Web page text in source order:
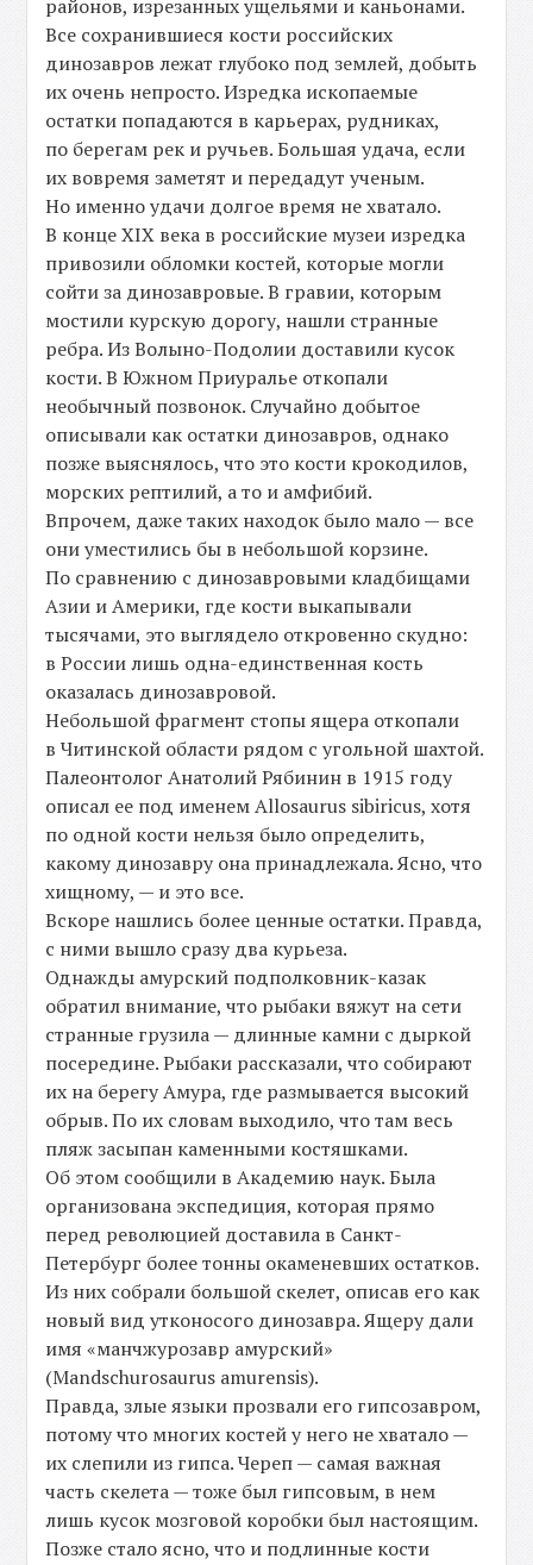
районов, изрезанных ущельями и каньонами.
Все сохранившиеся кости российских
динозавров лежат глубоко под землей, добыть
их очень непросто. Изредка ископаемые
остатки попадаются в карьерах, рудниках,
по берегам рек и ручьев. Большая удача, если
их вовремя заметят и передадут ученым.
Но именно удачи долгое время не хватало.
В конце XIX века в российские музеи изредка
привозили обломки костей, которые могли
сойти за динозавровые. В гравии, которым
мостили курскую дорогу, нашли странные
ребра. Из Волыно-Подолии доставили кусок
кости. В Южном Приуралье откопали
необычный позвонок. Случайно добытое
описывали как остатки динозавров, однако
позже выяснялось, что это кости крокодилов,
морских рептилий, а то и амфибий.
Впрочем, даже таких находок было мало — все
они уместились бы в небольшой корзине.
По сравнению с динозавровыми кладбищами
Азии и Америки, где кости выкапывали
тысячами, это выглядело откровенно скудно:
в России лишь одна-единственная кость
оказалась динозавровой.
Небольшой фрагмент стопы ящера откопали
в Читинской области рядом с угольной шахтой.
Палеонтолог Анатолий Рябинин в 1915 году
описал ее под именем Allosaurus sibiricus, хотя
по одной кости нельзя было определить,
какому динозавру она принадлежала. Ясно, что
хищному, — и это все.
Вскоре нашлись более ценные остатки. Правда,
с ними вышло сразу два курьеза.
Однажды амурский подполковник-казак
обратил внимание, что рыбаки вяжут на сети
странные грузила — длинные камни с дыркой
посередине. Рыбаки рассказали, что собирают
их на берегу Амура, где размывается высокий
обрыв. По их словам выходило, что там весь
пляж засыпан каменными костяшками.
Об этом сообщили в Академию наук. Была
организована экспедиция, которая прямо
перед революцией доставила в Санкт-
Петербург более тонны окаменевших остатков.
Из них собрали большой скелет, описав его как
новый вид утконосого динозавра. Ящеру дали
имя «манчжурозавр амурский»
(Mandschurosaurus amurensis).
Правда, злые языки прозвали его гипсозавром,
потому что многих костей у него не хватало —
их слепили из гипса. Череп — самая важная
часть скелета — тоже был гипсовым, в нем
лишь кусок мозговой коробки был настоящим.
Позже стало ясно, что и подлинные кости